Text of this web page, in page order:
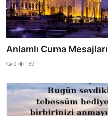
Anlamlı Cuma Mesajları
0 139